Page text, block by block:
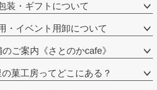
装・ギフトについて
・イベント用卸について
ご案内《さとのかcafe》
菓工房ってどこにある？